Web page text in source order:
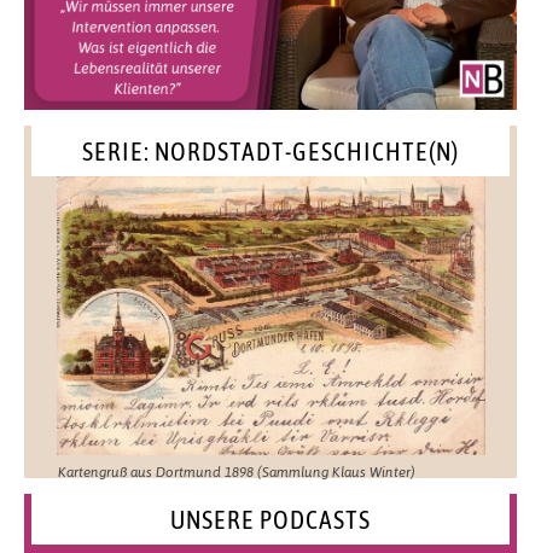
SERIE: NORDSTADT-GESCHICHTE(N)
Kartengruß aus Dortmund 1898 (Sammlung Klaus Winter)
UNSERE PODCASTS